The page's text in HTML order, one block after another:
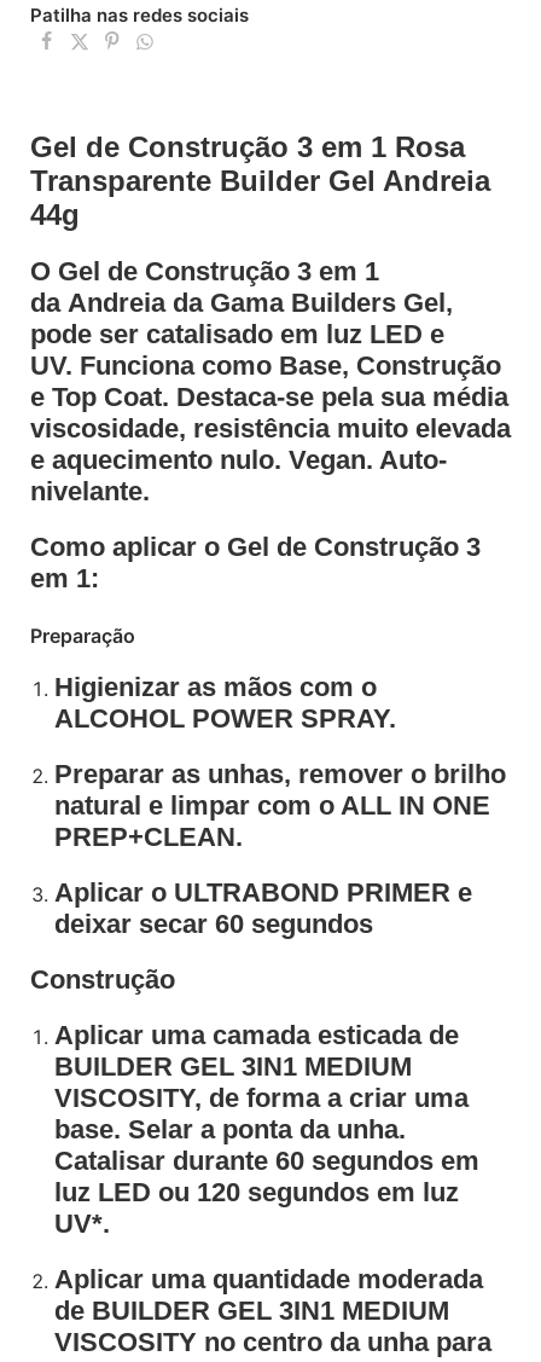
Patilha nas redes sociais
Gel de Construção 3 em 1 Rosa
Transparente Builder Gel Andreia
44g
O Gel de Construção 3 em 1
da Andreia da Gama Builders Gel,
pode ser catalisado em luz LED e
UV. Funciona como Base, Construção
e Top Coat. Destaca-se pela sua média
viscosidade, resistência muito elevada
e aquecimento nulo. Vegan. Auto-
nivelante.
Como aplicar o Gel de Construção 3
em 1:
Preparação
Higienizar as mãos com o
ALCOHOL POWER SPRAY.
Preparar as unhas, remover o brilho
natural e limpar com o ALL IN ONE
PREP+CLEAN.
Aplicar o ULTRABOND PRIMER e
deixar secar 60 segundos
Construção
Aplicar uma camada esticada de
BUILDER GEL 3IN1 MEDIUM
VISCOSITY, de forma a criar uma
base. Selar a ponta da unha.
Catalisar durante 60 segundos em
luz LED ou 120 segundos em luz
UV*.
Aplicar uma quantidade moderada
de BUILDER GEL 3IN1 MEDIUM
VISCOSITY no centro da unha para